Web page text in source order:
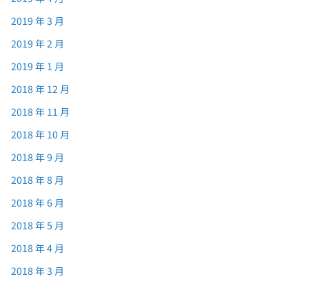
2019 年 3 月
2019 年 2 月
2019 年 1 月
2018 年 12 月
2018 年 11 月
2018 年 10 月
2018 年 9 月
2018 年 8 月
2018 年 6 月
2018 年 5 月
2018 年 4 月
2018 年 3 月